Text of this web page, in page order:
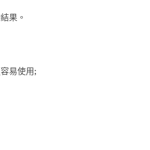
果。
易使用;